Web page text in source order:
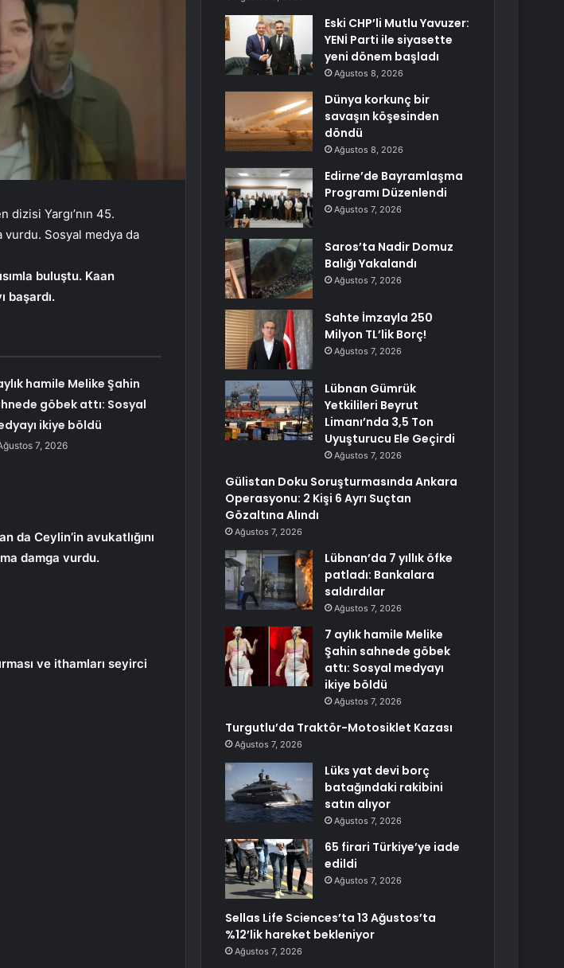
dizisi Yargı’nın 45.
vurdu. Sosyal medya da
buluştu. Kaan
başardı.
hamile Melike Şahin
göbek attı: Sosyal
ikiye böldü
7, 2026
da Ceylin’in avukatlığını
damga vurdu.
ve ithamları seyirci
Eski CHP’li Mutlu Yavuzer:
YENİ Parti ile siyasette
yeni dönem başladı
Ağustos 8, 2026
Dünya korkunç bir
savaşın köşesinden
döndü
Ağustos 8, 2026
Edirne’de Bayramlaşma
Programı Düzenlendi
Ağustos 7, 2026
Saros’ta Nadir Domuz
Balığı Yakalandı
Ağustos 7, 2026
Sahte İmzayla 250
Milyon TL’lik Borç!
Ağustos 7, 2026
Lübnan Gümrük
Yetkilileri Beyrut
Limanı’nda 3,5 Ton
Uyuşturucu Ele Geçirdi
Ağustos 7, 2026
Gülistan Doku Soruşturmasında Ankara
Operasyonu: 2 Kişi 6 Ayrı Suçtan
Gözaltına Alındı
Ağustos 7, 2026
Lübnan’da 7 yıllık öfke
patladı: Bankalara
saldırdılar
Ağustos 7, 2026
7 aylık hamile Melike
Şahin sahnede göbek
attı: Sosyal medyayı
ikiye böldü
Ağustos 7, 2026
Turgutlu’da Traktör-Motosiklet Kazası
Ağustos 7, 2026
Lüks yat devi borç
batağındaki rakibini
satın alıyor
Ağustos 7, 2026
65 firari Türkiye’ye iade
edildi
Ağustos 7, 2026
Sellas Life Sciences’ta 13 Ağustos’ta
%12’lik hareket bekleniyor
Ağustos 7, 2026